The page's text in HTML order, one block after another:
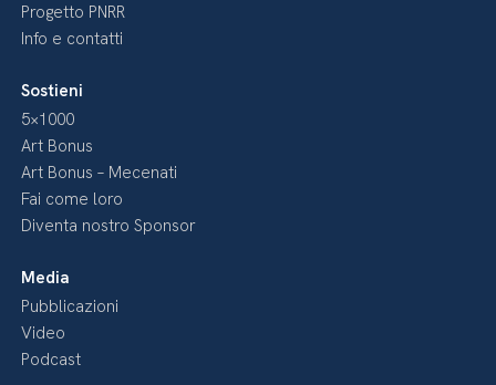
Progetto PNRR
Info e contatti
Sostieni
5×1000
Art Bonus
Art Bonus – Mecenati
Fai come loro
Diventa nostro Sponsor
Media
Pubblicazioni
Video
Podcast